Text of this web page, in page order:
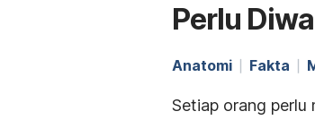
Perlu
Anatomi Fakta
Setiap orang perlu